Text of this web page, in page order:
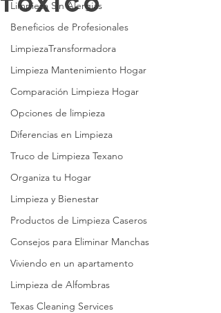
Limpieza Sin Alergias
Beneficios de Profesionales
LimpiezaTransformadora
Limpieza Mantenimiento Hogar
Comparación Limpieza Hogar
Opciones de limpieza
Diferencias en Limpieza
Truco de Limpieza Texano
Organiza tu Hogar
Limpieza y Bienestar
Productos de Limpieza Caseros
Consejos para Eliminar Manchas
Viviendo en un apartamento
Limpieza de Alfombras
Texas Cleaning Services